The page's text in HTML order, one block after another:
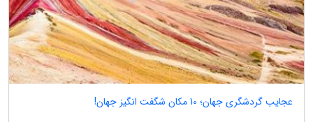
عجایب گردشگری جهان؛ 10 مکان شگفت انگیز جهان!